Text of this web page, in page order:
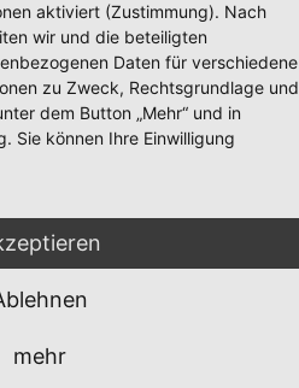
aktiviert (Zustimmung). Nach
wir und die beteiligten
Daten für verschiedene
zu Zweck, Rechtsgrundlage und
dem Button „Mehr“ und in
Sie können Ihre Einwilligung
mehr